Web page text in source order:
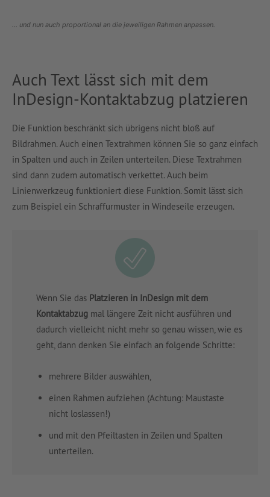
… und nun auch proportional an die jeweiligen Rahmen anpassen.
Auch Text lässt sich mit dem
InDesign-Kontaktabzug platzieren
Die Funktion beschränkt sich übrigens nicht bloß auf
Bildrahmen. Auch einen Textrahmen können Sie so ganz einfach
in Spalten und auch in Zeilen unterteilen. Diese Textrahmen
sind dann zudem automatisch verkettet. Auch beim
Linienwerkzeug funktioniert diese Funktion. Somit lässt sich
zum Beispiel ein Schraffurmuster in Windeseile erzeugen.
Wenn Sie das Platzieren in InDesign mit dem
Kontaktabzug mal längere Zeit nicht ausführen und
dadurch vielleicht nicht mehr so genau wissen, wie es
geht, dann denken Sie einfach an folgende Schritte:
mehrere Bilder auswählen,
einen Rahmen aufziehen (Achtung: Maustaste
nicht loslassen!)
und mit den Pfeiltasten in Zeilen und Spalten
unterteilen.